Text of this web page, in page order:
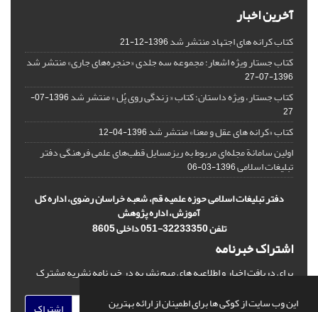
این وب سایت از کوکی ها برای اطمینان از ارائه بهترین
آخرین اخبار
کتاب کرانه های اجتهاد منتشر شد1396-12-21
کتاب جستار ویژه اشعار؛ مجموعه سه جلدی «حنجره‌های جاری» منتشر شد
1396-07-27
کتاب جستار، ویژه داستان؛ کتاب « زندگی روی پُل » منتشر شد
1396-07-
27
کتاب «کرانه های عقل و معنا» منتشر شد1396-04-12
اولین سامانة مجله‌ای مربوط به ریزمسایل‌ قطب‌های علمی فرهنگی دفتر
تبلیغات اسلامی1396-03-06
دفتر تبلیغات اسلامی حوزه علمیه قم، شعبه خراسان رضوی، اداره کل
آموزش، اداره پژوهش
تلفن 32233350-051 داخلی 8605
اشتراک خبرنامه
برای دریافت اخبار و اطلاعیه های مهم نشریه در خبرنامه نشریه مشترک